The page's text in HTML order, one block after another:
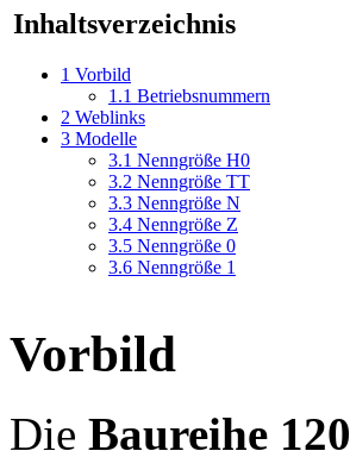
Inhaltsverzeichnis
1 Vorbild
1.1 Betriebsnummern
2 Weblinks
3 Modelle
3.1 Nenngröße H0
3.2 Nenngröße TT
3.3 Nenngröße N
3.4 Nenngröße Z
3.5 Nenngröße 0
3.6 Nenngröße 1
Vorbild
Die Baureihe 120